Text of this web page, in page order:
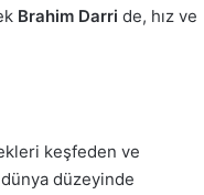
Brahim Darri de, hız ve
keşfeden ve
düzeyinde